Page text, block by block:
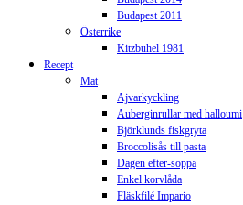
Budapest 2011
Österrike
Kitzbuhel 1981
Recept
Mat
Ajvarkyckling
Auberginrullar med halloumi
Björklunds fiskgryta
Broccolisås till pasta
Dagen efter-soppa
Enkel korvlåda
Fläskfilé Impario